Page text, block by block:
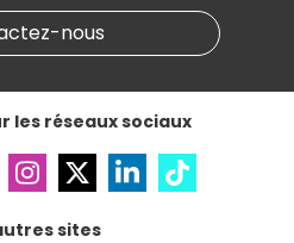
nous
les réseaux sociaux
sites